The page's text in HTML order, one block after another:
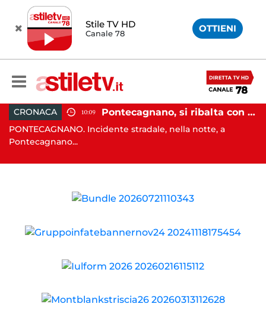
Stile TV HD
Canale 78 OTTIENI
CRONACA 10:09 Pontecagnano, si ribalta con l'auto alla rotatoria: giovane ferito
PONTECAGNANO. Incidente stradale, nella notte, a
Pontecagnano...